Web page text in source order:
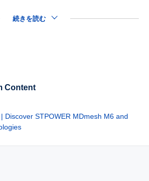
続きを読む
Content
Discover STPOWER MDmesh M6 and